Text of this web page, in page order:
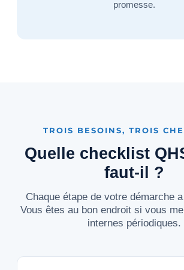
promesse.
TROIS BESOINS, TROIS
Quelle checklist
faut-il ?
Chaque étape de votre démarche
Vous êtes au bon endroit si vous
internes périodiques.